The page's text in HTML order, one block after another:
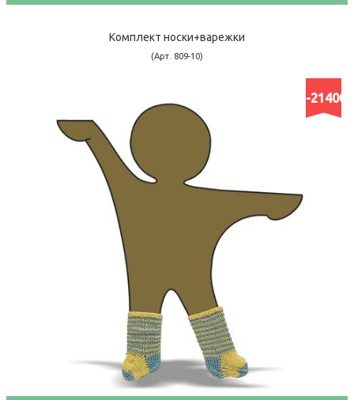
Комплект носки+варежки
(Арт. 809-10)
-